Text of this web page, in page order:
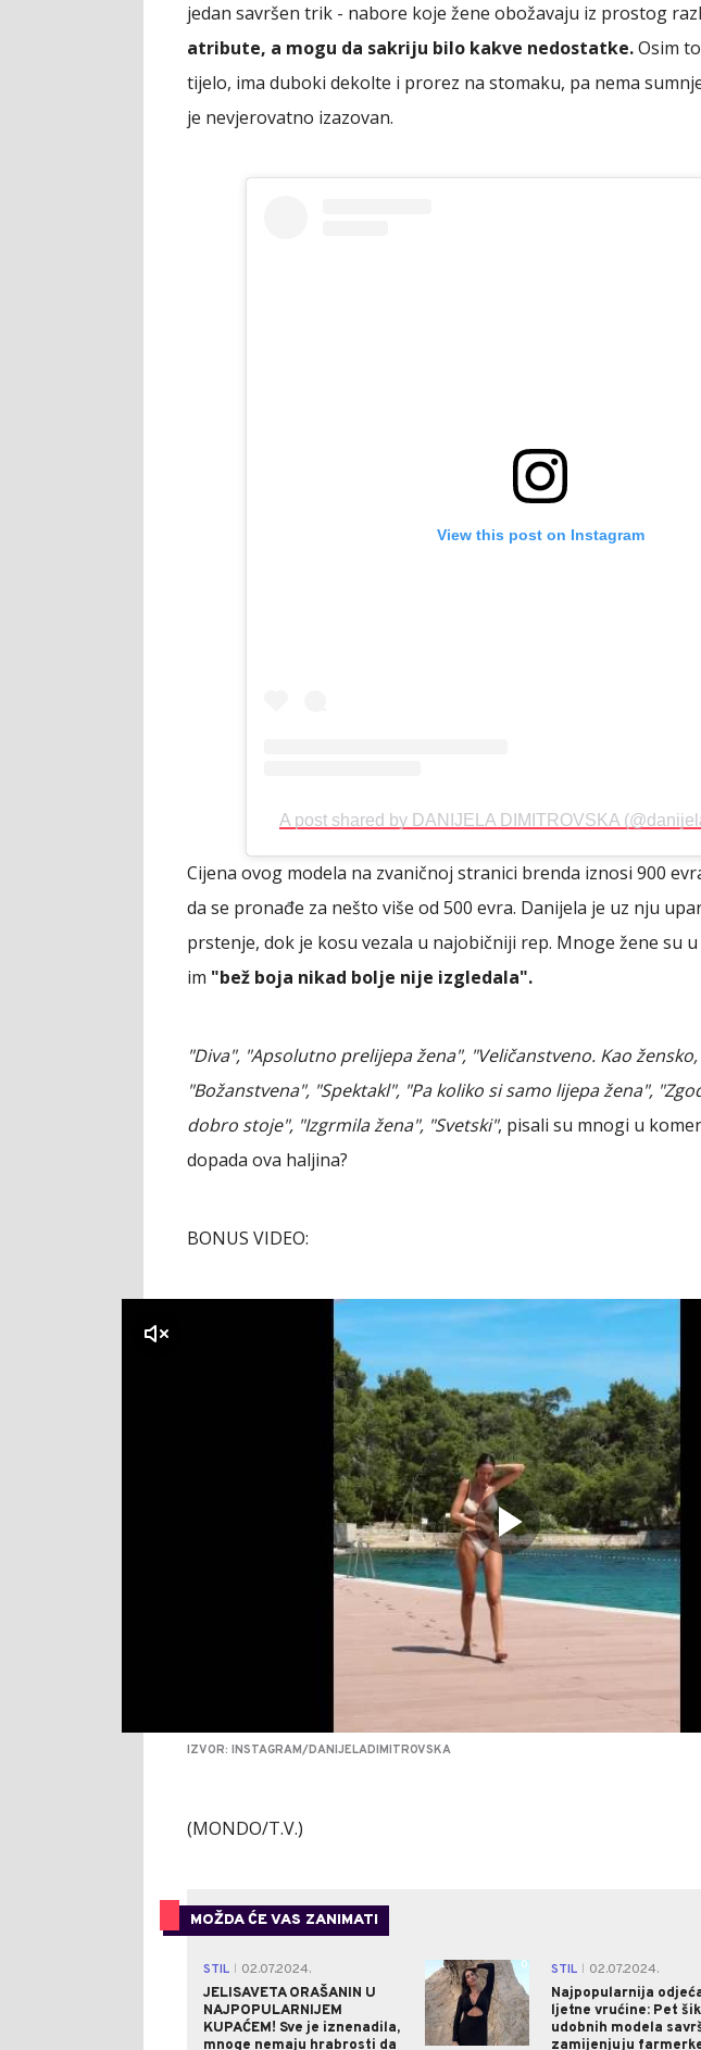
jedan savršen trik - nabore koje žene obožavaju iz prostog
atribute, a mogu da sakriju bilo kakve nedostatke.Osim
tijelo, ima duboki dekolte i prorez na stomaku, pa nema
je nevjerovatno izazovan.
View this post on Instagram
A post shared by DANIJELA DIMITROVSKA
Cijena ovog modela na zvaničnoj stranici brenda iznosi 900
da se pronađe za nešto više od 500 evra. Danijela je uz nju
prstenje, dok je kosu vezala u najobičniji rep. Mnoge žene su
im "bež boja nikad bolje nije izgledala".
"Diva", "Apsolutno prelijepa žena", "Veličanstveno. Kao
"Božanstvena", "Spektakl", "Pa koliko si samo lijepa žena",
dobro stoje", "Izgrmila žena", "Svetski", pisali su mnogi u
dopada ova haljina?
BONUS VIDEO:
IZVOR: INSTAGRAM/DANIJELADIMITROVSKA
(MONDO/T.V.)
MOŽDA ĆE VAS ZANIMATI
STIL
02.07.2024.
JELISAVETA ORAŠANIN U
NAJPOPULARNIJEM
KUPAĆEM! Sve je iznenadila,
mnoge nemaju hrabrosti da
0 STIL
02.07.2024.
Najpopularnija
ljetne vrućine: Pet
udobnih modela
zamijenjuju